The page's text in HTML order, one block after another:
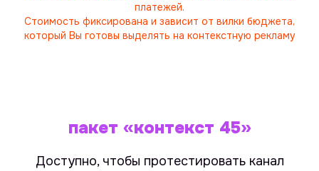
платежей.
Стоимость фиксирована и зависит от вилки бюджета,
который Вы готовы выделять на контекстную рекламу
пакет «контекст 45»
Доступно, чтобы протестировать канал